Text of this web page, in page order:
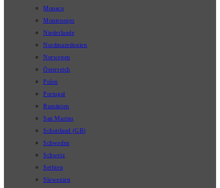
Monaco
Montenegro
Niederlande
Nordmazedonien
Norwegen
Österreich
Polen
Portugal
Rumänien
San Marino
Schottland (GB)
Schweden
Schweiz
Serbien
Slowenien